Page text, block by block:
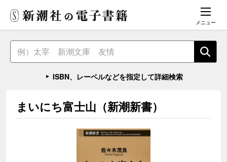
メニュー
ISBN、レーベルなどを指定して詳細検索
まいにち富士山（新潮新書）